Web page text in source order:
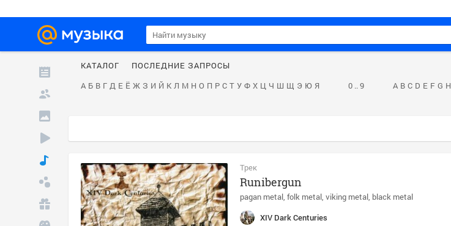
КАТАЛОГ
ПОСЛЕДНИЕ ЗАПРОСЫ
А Б В Г Д Е Ё Ж З И Й К Л М Н О П Р С Т У Ф Х Ц Ч Ш Щ Э Ю Я 0 .. 9 A B C D E F G H
Трек
Runibergun
pagan metal folk metal viking metal black metal
XIV Dark Centuries